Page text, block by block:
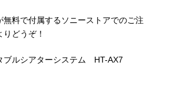
無料で付属するソニーストアでのご注
どうぞ！
ルシアターシステム HT-AX7